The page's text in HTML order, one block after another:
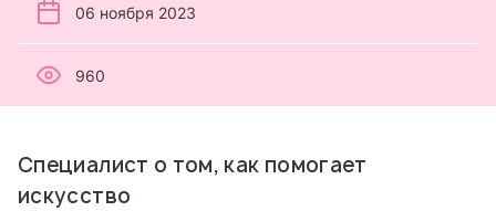
06 ноября 2023
960
Специалист о том, как помогает
искусство